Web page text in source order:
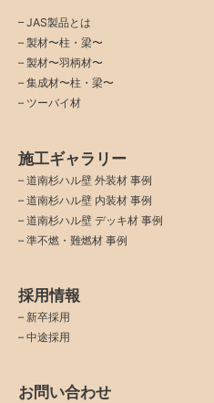
– JAS製品とは
– 製材〜柱・梁〜
– 製材〜羽柄材〜
– 集成材〜柱・梁〜
– ツーバイ材
施工ギャラリー
– 道南杉ハル壁 外装材 事例
– 道南杉ハル壁 内装材 事例
– 道南杉ハル壁 デッキ材 事例
– 準不燃・難燃材 事例
採用情報
– 新卒採用
– 中途採用
お問い合わせ